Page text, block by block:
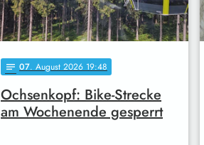
notes 07. August 2026 19:48
Ochsenkopf: Bike-Strecke
am Wochenende gesperrt